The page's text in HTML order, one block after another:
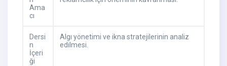
Ama
cı
Dersi
n
İçeri
ği
Algı yönetimi ve ikna stratejilerinin analiz
edilmesi.